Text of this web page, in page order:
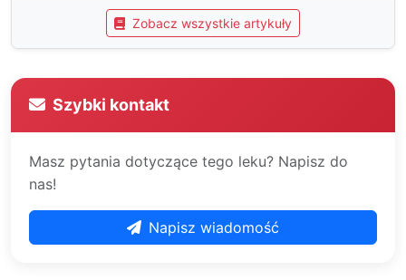
Zobacz wszystkie artykuły
Szybki kontakt
Masz pytania dotyczące tego leku? Napisz do
nas!
Napisz wiadomość